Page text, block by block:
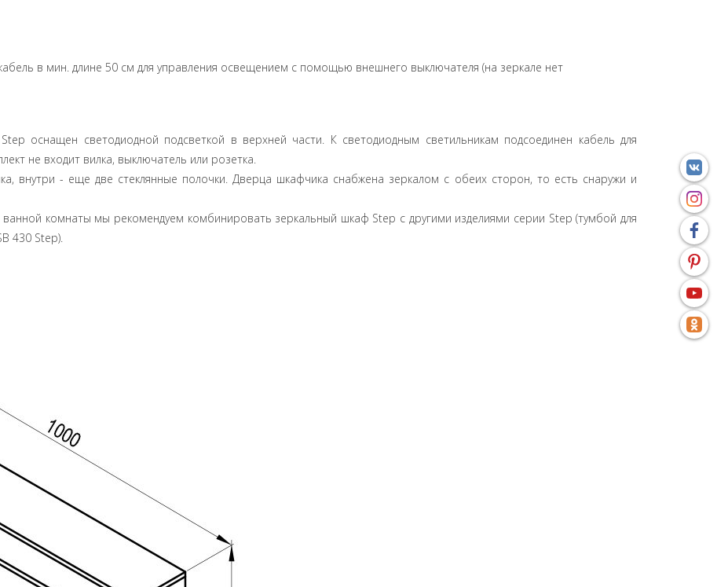
в мин. длине 50 см для управления освещением с помощью внешнего выключателя (на зеркале нет
оснащен светодиодной подсветкой в верхней части. К светодиодным светильникам подсоединен кабель для
не входит вилка, выключатель или розетка.
внутри - еще две стеклянные полочки. Дверца шкафчика снабжена зеркалом с обеих сторон, то есть снаружи и
комнаты мы рекомендуем комбинировать зеркальный шкаф Step с другими изделиями серии Step (тумбой для
430 Step).